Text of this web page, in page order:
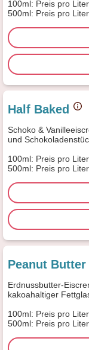
100ml: Preis pro
500ml: Preis pro
Half Baked
Schoko &
und
100ml: Preis pro
500ml: Preis pro
Peanut Butter
Erdnussbutter-
kakoahaltiger
100ml: Preis pro
500ml: Preis pro